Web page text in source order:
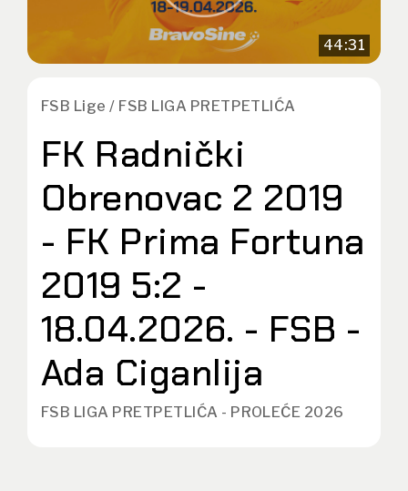
44:31
FSB Lige / FSB LIGA PRETPETLIĆA
FK Radnički
Obrenovac 2 2019
- FK Prima Fortuna
2019 5:2 -
18.04.2026. - FSB -
Ada Ciganlija
FSB LIGA PRETPETLIĆA - PROLEĆE 2026